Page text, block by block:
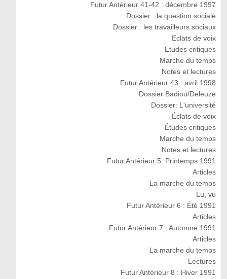
Futur Antérieur 41-42 : décembre 1997
Dossier : la question sociale
Dossier : les travailleurs sociaux
Eclats de voix
Etudes critiques
Marche du temps
Notes et lectures
Futur Antérieur 43 : avril 1998
Dossier Badiou/Deleuze
Dossier: L'université
Éclats de voix
Études critiques
Marche du temps
Notes et lectures
Futur Antérieur 5: Printemps 1991
Articles
La marche du temps
Lu, vu
Futur Antérieur 6 : Été 1991
Articles
Futur Antérieur 7 : Automne 1991
Articles
La marche du temps
Lectures
Futur Antérieur 8 : Hiver 1991